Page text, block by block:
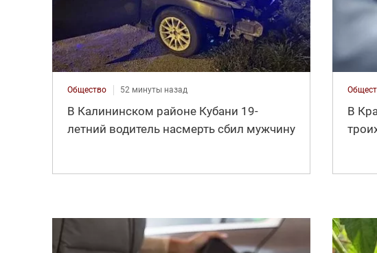
Общество 52 минуты назад
В Калининском районе Кубани 19-
летний водитель насмерть сбил мужчину
В